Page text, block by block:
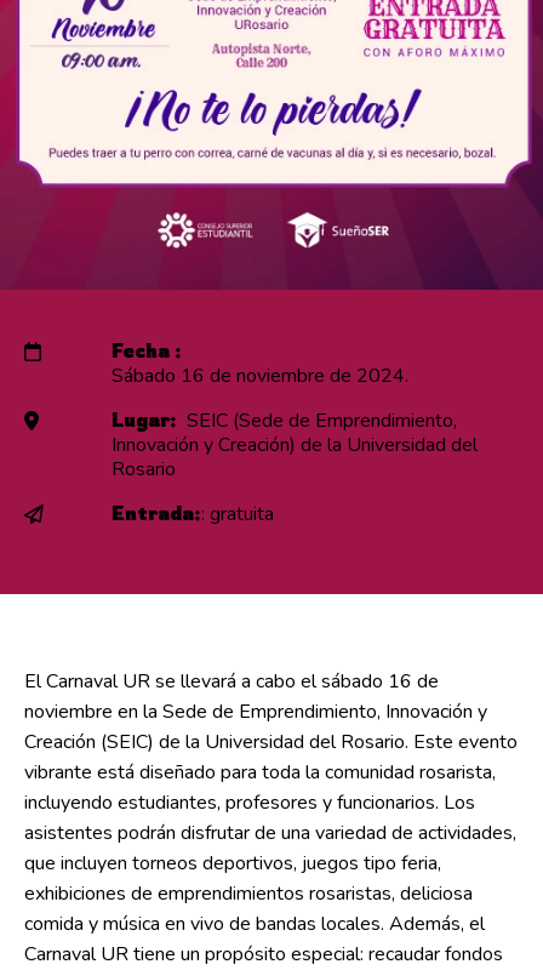
Fecha :
Sábado 16 de noviembre de 2024.
Lugar: SEIC (Sede de Emprendimiento,
Innovación y Creación) de la Universidad del
Rosario
Entrada:: gratuita
El Carnaval UR se llevará a cabo el sábado 16 de
noviembre en la Sede de Emprendimiento, Innovación y
Creación (SEIC) de la Universidad del Rosario. Este evento
vibrante está diseñado para toda la comunidad rosarista,
incluyendo estudiantes, profesores y funcionarios. Los
asistentes podrán disfrutar de una variedad de actividades,
que incluyen torneos deportivos, juegos tipo feria,
exhibiciones de emprendimientos rosaristas, deliciosa
comida y música en vivo de bandas locales. Además, el
Carnaval UR tiene un propósito especial: recaudar fondos